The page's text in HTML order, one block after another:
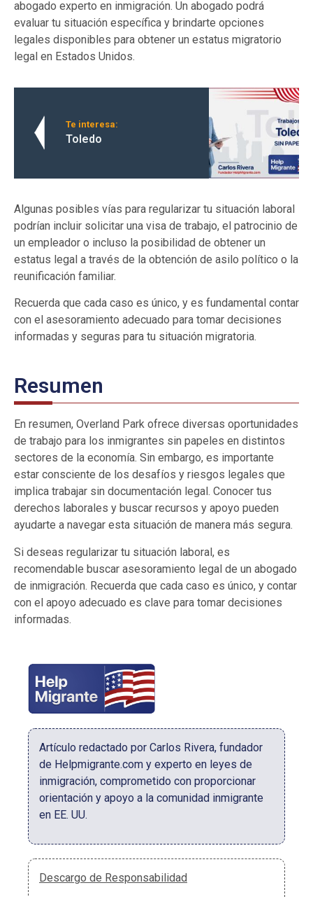
abogado experto en inmigración. Un abogado podrá
evaluar tu situación específica y brindarte opciones
legales disponibles para obtener un estatus migratorio
legal en Estados Unidos.
Te interesa:
Toledo
Algunas posibles vías para regularizar tu situación laboral
podrían incluir solicitar una visa de trabajo, el patrocinio de
un empleador o incluso la posibilidad de obtener un
estatus legal a través de la obtención de asilo político o la
reunificación familiar.
Recuerda que cada caso es único, y es fundamental contar
con el asesoramiento adecuado para tomar decisiones
informadas y seguras para tu situación migratoria.
Resumen
En resumen, Overland Park ofrece diversas oportunidades
de trabajo para los inmigrantes sin papeles en distintos
sectores de la economía. Sin embargo, es importante
estar consciente de los desafíos y riesgos legales que
implica trabajar sin documentación legal. Conocer tus
derechos laborales y buscar recursos y apoyo pueden
ayudarte a navegar esta situación de manera más segura.
Si deseas regularizar tu situación laboral, es
recomendable buscar asesoramiento legal de un abogado
de inmigración. Recuerda que cada caso es único, y contar
con el apoyo adecuado es clave para tomar decisiones
informadas.
Artículo redactado por Carlos Rivera, fundador
de Helpmigrante.com y experto en leyes de
inmigración, comprometido con proporcionar
orientación y apoyo a la comunidad inmigrante
en EE. UU.
Descargo de Responsabilidad